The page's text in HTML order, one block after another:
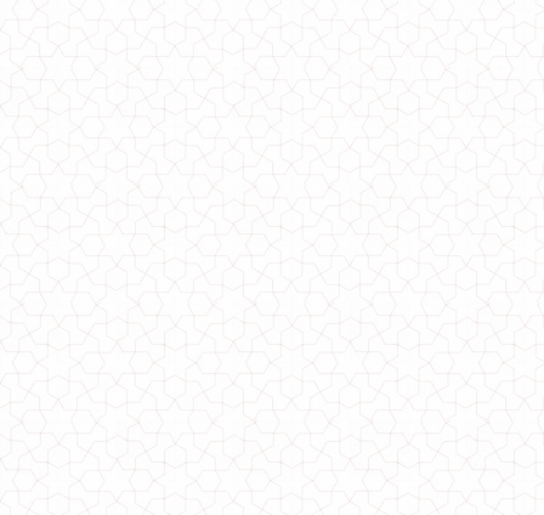
Жіночий модний класичний костюм c брюками "АЛ"
970.00грн.
Класичний жіночий піджак
1890.00грн.